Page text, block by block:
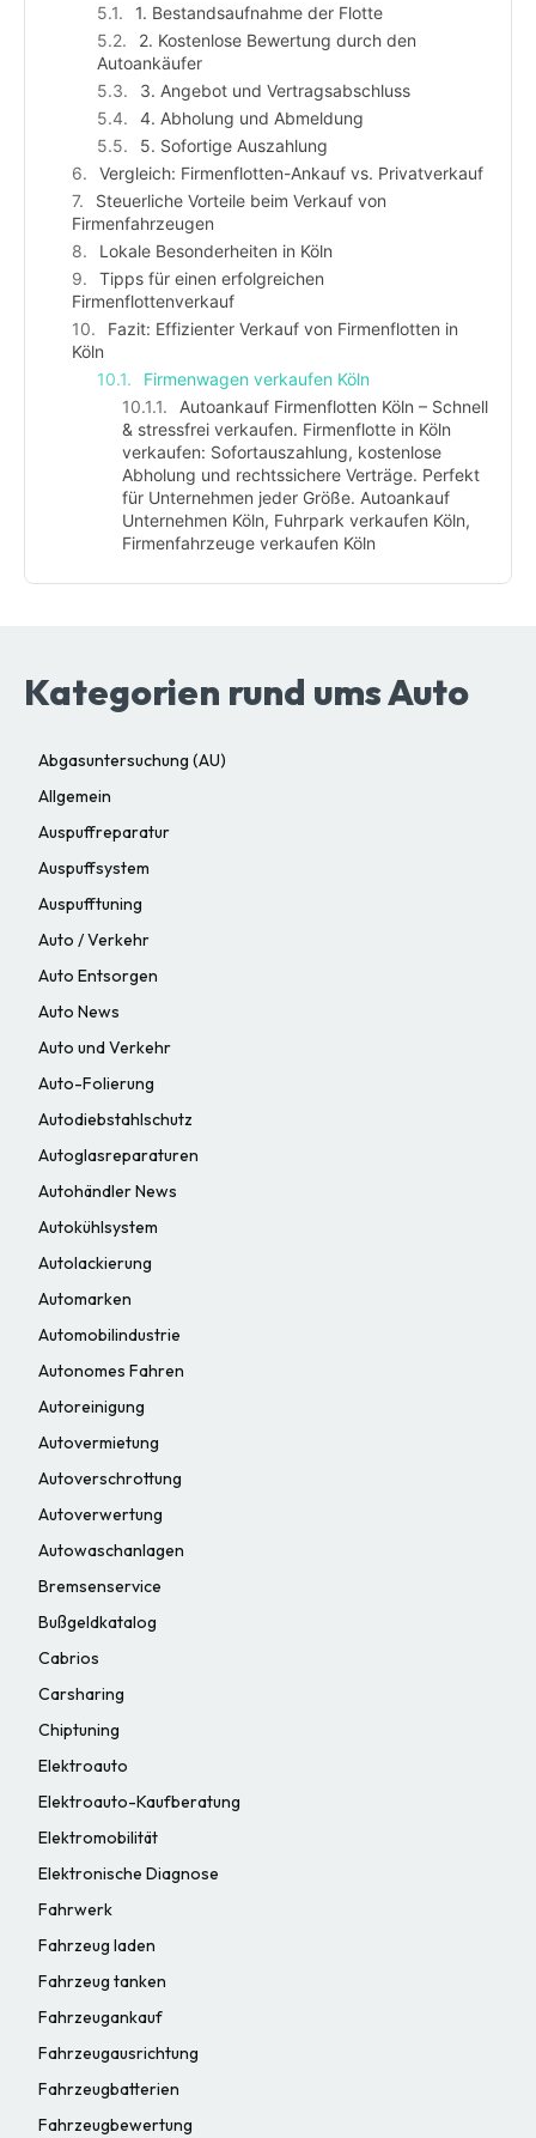
1. Bestandsaufnahme der Flotte
2. Kostenlose Bewertung durch den
Autoankäufer
3. Angebot und Vertragsabschluss
4. Abholung und Abmeldung
5. Sofortige Auszahlung
Vergleich: Firmenflotten-Ankauf vs. Privatverkauf
Steuerliche Vorteile beim Verkauf von
Firmenfahrzeugen
Lokale Besonderheiten in Köln
Tipps für einen erfolgreichen
Firmenflottenverkauf
Fazit: Effizienter Verkauf von Firmenflotten in
Köln
Firmenwagen verkaufen Köln
Autoankauf Firmenflotten Köln – Schnell
& stressfrei verkaufen. Firmenflotte in Köln
verkaufen: Sofortauszahlung, kostenlose
Abholung und rechtssichere Verträge. Perfekt
für Unternehmen jeder Größe. Autoankauf
Unternehmen Köln, Fuhrpark verkaufen Köln,
Firmenfahrzeuge verkaufen Köln
Kategorien rund ums Auto
Abgasuntersuchung (AU)
Allgemein
Auspuffreparatur
Auspuffsystem
Auspufftuning
Auto / Verkehr
Auto Entsorgen
Auto News
Auto und Verkehr
Auto-Folierung
Autodiebstahlschutz
Autoglasreparaturen
Autohändler News
Autokühlsystem
Autolackierung
Automarken
Automobilindustrie
Autonomes Fahren
Autoreinigung
Autovermietung
Autoverschrottung
Autoverwertung
Autowaschanlagen
Bremsenservice
Bußgeldkatalog
Cabrios
Carsharing
Chiptuning
Elektroauto
Elektroauto-Kaufberatung
Elektromobilität
Elektronische Diagnose
Fahrwerk
Fahrzeug laden
Fahrzeug tanken
Fahrzeugankauf
Fahrzeugausrichtung
Fahrzeugbatterien
Fahrzeugbewertung